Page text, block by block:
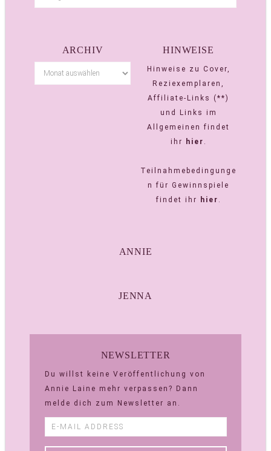
ARCHIV HINWEISE
Hinweise zu Cover,
Reziexemplaren,
Affiliate-Links (**)
und Links im
Allgemeinen findet
ihr
hier .
Teilnahmebedingunge
n für Gewinnspiele
findet ihr
hier .
ANNIE
JENNA
NEWSLETTER
Du willst keine Veröffentlichung von
Annie Laine mehr verpassen? Dann
melde dich zum Newsletter an.